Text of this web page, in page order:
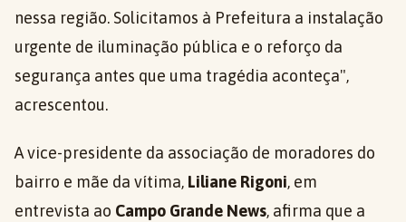
nessa região. Solicitamos à Prefeitura a instalação
urgente de iluminação pública e o reforço da
segurança antes que uma tragédia aconteça",
acrescentou.
A vice-presidente da associação de moradores do
bairro e mãe da vítima, Liliane Rigoni, em
entrevista ao Campo Grande News, afirma que a